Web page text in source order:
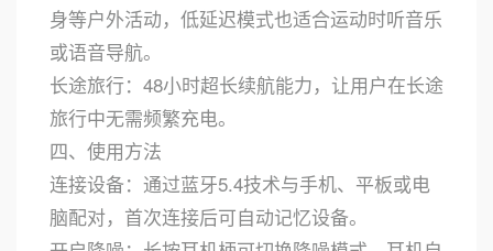
身等户外活动，低延迟模式也适合运动时听音乐
或语音导航。
长途旅行：48小时超长续航能力，让用户在长途
旅行中无需频繁充电。
四、使用方法
连接设备：通过蓝牙5.4技术与手机、平板或电
脑配对，首次连接后可自动记忆设备。